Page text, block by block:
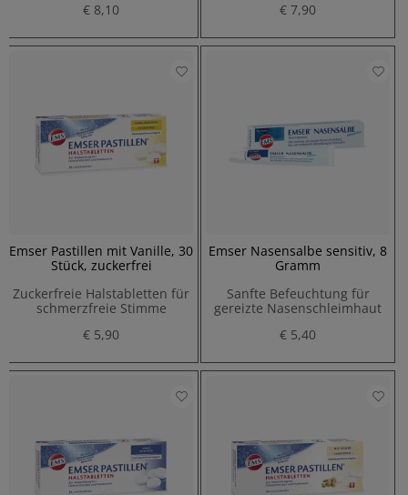
€ 8,10
€ 7,90
Emser Pastillen mit Vanille, 30
Stück, zuckerfrei
Zuckerfreie Halstabletten für
schmerzfreie Stimme
€ 5,90
Emser Nasensalbe sensitiv, 8
Gramm
Sanfte Befeuchtung für
gereizte Nasenschleimhaut
€ 5,40